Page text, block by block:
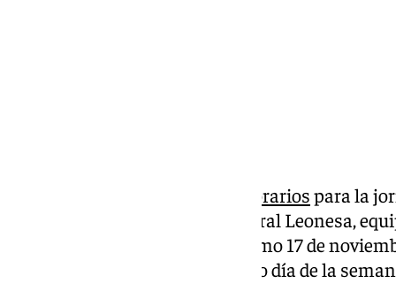
horariospara la
Málaga se enfrentará a la Cultural Leonesa,
categoría de plata. Será el próximo 17 de
coincidiendo con un lunes como día de la